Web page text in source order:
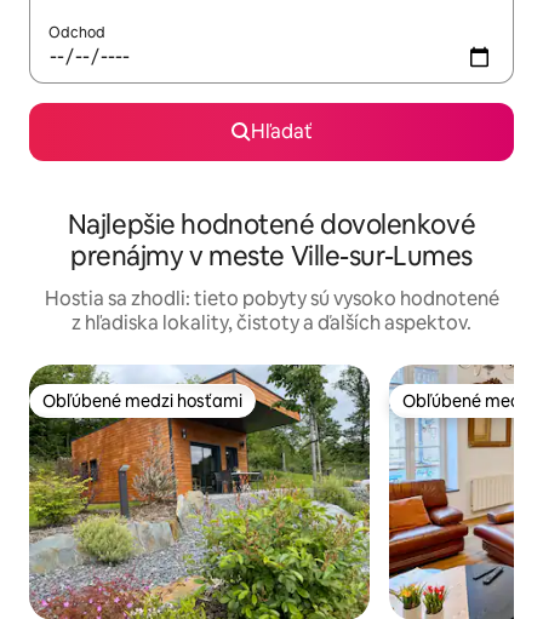
Odchod
Hľadať
Najlepšie hodnotené dovolenkové
prenájmy v meste Ville-sur-Lumes
Hostia sa zhodli: tieto pobyty sú vysoko hodnotené
z hľadiska lokality, čistoty a ďalších aspektov.
Obľúbené medzi hosťami
Obľúbené medzi hosťami Obľúbené medzi
Obľúbené medzi